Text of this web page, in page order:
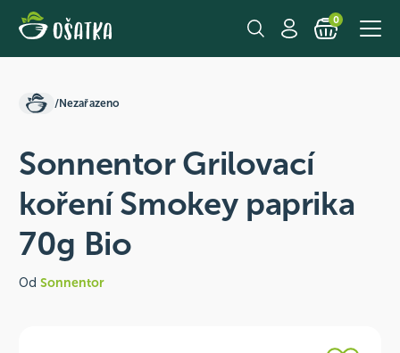
0
/Nezařazeno
Sonnentor Grilovací
koření Smokey paprika
70g Bio
Od Sonnentor